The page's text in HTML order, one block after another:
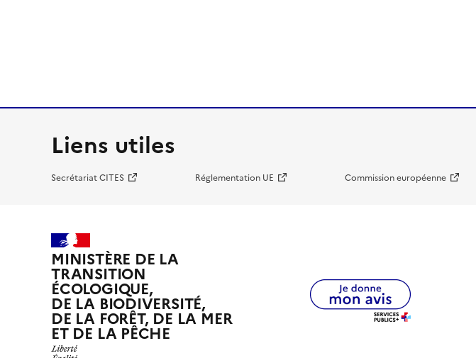
Liens utiles
Secrétariat CITES Réglementation UE Commission européenne
MINISTÈRE DE LA
TRANSITION
ÉCOLOGIQUE,
DE LA BIODIVERSITÉ,
DE LA FORÊT, DE LA MER
ET DE LA PÊCHE